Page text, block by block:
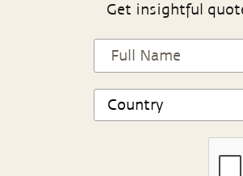
Get insightful